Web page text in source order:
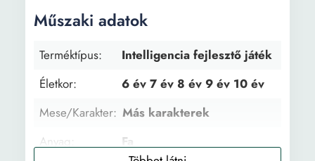
Műszaki adatok
Terméktípus:
Intelligencia fejlesztő játék
Életkor:
6 év 7 év 8 év 9 év 10 év
Mese/Karakter: Más karakterek
Anyag:
Fa